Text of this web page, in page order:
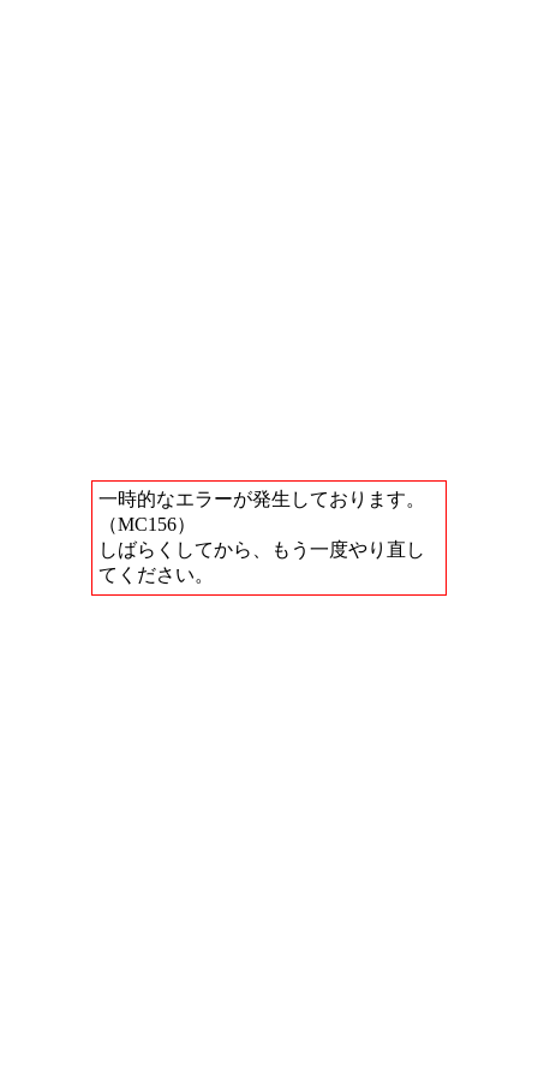
一時的なエラーが発生しております。
（MC156）
しばらくしてから、もう一度やり直し
てください。